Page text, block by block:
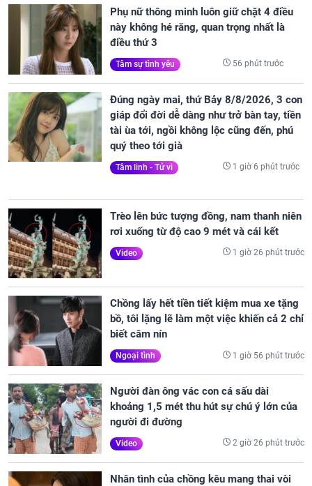
Phụ nữ thông minh luôn giữ chặt 4 điều
này không hé răng, quan trọng nhất là
điều thứ 3
Tâm sự tình yêu 56 phút trước
Đúng ngày mai, thứ Bảy 8/8/2026, 3 con
giáp đổi đời dễ dàng như trở bàn tay, tiền
tài ùa tới, ngồi không lộc cũng đến, phú
quý theo tới già
Tâm linh - Tử vi 1 giờ 6 phút trước
Trèo lên bức tượng đồng, nam thanh niên
rơi xuống từ độ cao 9 mét và cái kết
Video 1 giờ 26 phút trước
Chồng lấy hết tiền tiết kiệm mua xe tặng
bồ, tôi lặng lẽ làm một việc khiến cả 2 chỉ
biết câm nín
Ngoại tình 1 giờ 56 phút trước
Người đàn ông vác con cá sấu dài
khoảng 1,5 mét thu hút sự chú ý lớn của
người đi đường
Video 2 giờ 26 phút trước
Nhân tình của chồng kêu mang thai vòi